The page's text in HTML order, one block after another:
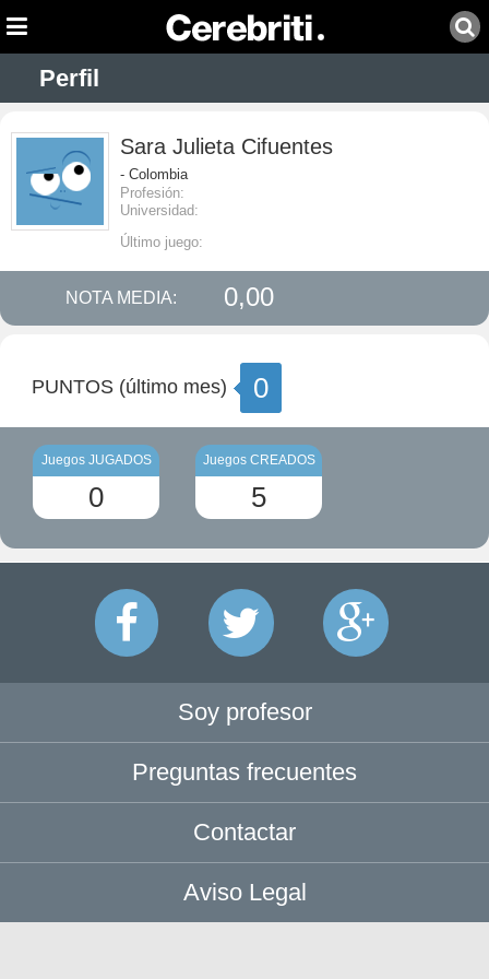
Perfil
Sara Julieta Cifuentes
- Colombia
Profesión:
Universidad:
Último juego:
NOTA MEDIA: 0,00
PUNTOS (último mes) 0
Juegos JUGADOS
0
Juegos CREADOS
5
Soy profesor
Preguntas frecuentes
Contactar
Aviso Legal